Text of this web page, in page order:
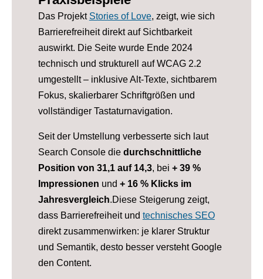
Das Projekt Stories of Love, zeigt, wie sich
Barrierefreiheit direkt auf Sichtbarkeit
auswirkt. Die Seite wurde Ende 2024
technisch und strukturell auf WCAG 2.2
umgestellt – inklusive Alt-Texte, sichtbarem
Fokus, skalierbarer Schriftgrößen und
vollständiger Tastaturnavigation.
Seit der Umstellung verbesserte sich laut
Search Console die durchschnittliche
Position von 31,1 auf 14,3, bei + 39 %
Impressionen und + 16 % Klicks im
Jahresvergleich.Diese Steigerung zeigt,
dass Barrierefreiheit und technisches SEO
direkt zusammenwirken: je klarer Struktur
und Semantik, desto besser versteht Google
den Content.